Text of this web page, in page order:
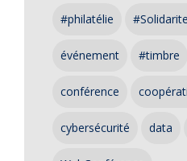
#philatélie
événement #timbre
conférence
cybersécurité data